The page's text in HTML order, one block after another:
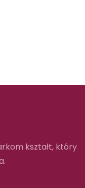
kształt, który